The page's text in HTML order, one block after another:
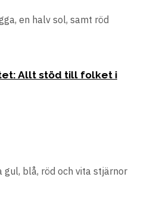
Allt stöd till folket i